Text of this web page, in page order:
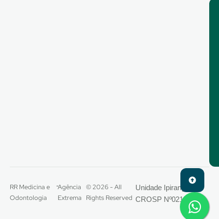
RR Medicina e
Odontologia
-Agência
Extrema
© 2026 - All
Rights Reserved
Unidade Ipiranga –
CROSP Nº021444